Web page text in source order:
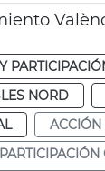
NORD
ACCIÓN